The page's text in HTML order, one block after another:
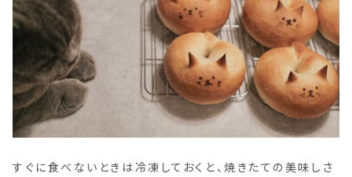
すぐに食べないときは冷凍しておくと、焼きたての美味しさ